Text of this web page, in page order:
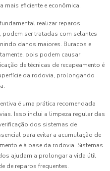
mais eficiente e econômica.
realizar reparos
ser tratadas com selantes
danos maiores. Buracos e
pois podem causar
de técnicas de recapeamento é
da rodovia, prolongando
é uma prática recomendada
Isso inclui a limpeza regular das
dos sistemas de
para evitar a acumulação de
e à base da rodovia. Sistemas
ajudam a prolongar a vida útil
de reparos frequentes.